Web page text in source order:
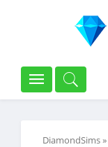
DiamondSims»